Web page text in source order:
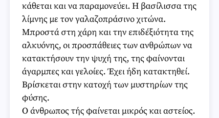
κάθεται και να παραμονεύει. Η βασίλισσα της
λίμνης με τον γαλαζοπράσινο χιτώνα.
Μπροστά στη χάρη και την επιδέξιότητα της
αλκυόνης, οι προσπάθειες των ανθρώπων να
κατακτήσουν την ψυχή της, της φαίνονται
άγαρμπες και γελοίες. Έχει ήδη κατακτηθεί.
Βρίσκεται στην κατοχή των μυστηρίων της
φύσης.
Ο άνθρωπος τής φαίνεται μικρός και αστείος.